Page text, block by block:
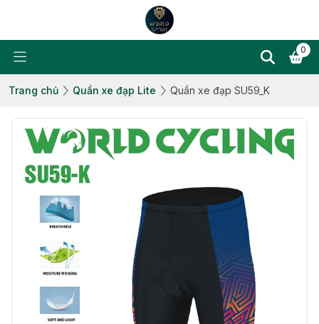
0
Trang chủ Quần xe đạp Lite Quần xe đạp SU59_K